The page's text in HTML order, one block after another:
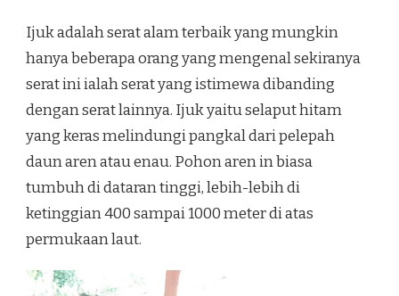
Ijuk adalah serat alam terbaik yang mungkin
hanya beberapa orang yang mengenal sekiranya
serat ini ialah serat yang istimewa dibanding
dengan serat lainnya. Ijuk yaitu selaput hitam
yang keras melindungi pangkal dari pelepah
daun aren atau enau. Pohon aren in biasa
tumbuh di dataran tinggi, lebih-lebih di
ketinggian 400 sampai 1000 meter di atas
permukaan laut.